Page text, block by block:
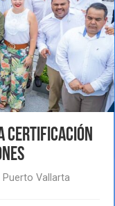
certificación
Puerto Vallarta